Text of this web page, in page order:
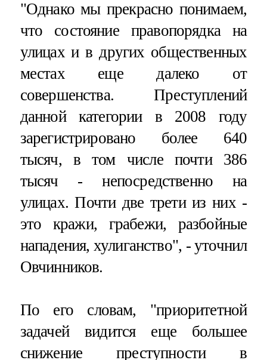
"Однако мы прекрасно понимаем,
что состояние правопорядка на
улицах и в других общественных
местах еще далеко от
совершенства. Преступлений
данной категории в 2008 году
зарегистрировано более 640
тысяч, в том числе почти 386
тысяч - непосредственно на
улицах. Почти две трети из них -
это кражи, грабежи, разбойные
нападения, хулиганство", - уточнил
Овчинников.
По его словам, "приоритетной
задачей видится еще большее
снижение преступности в